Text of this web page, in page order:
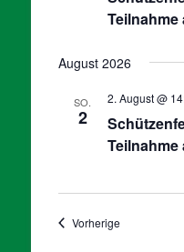
Teilnahme
August 2026
SO.
2
Teilnahme
2. August @
Vorherige